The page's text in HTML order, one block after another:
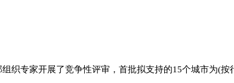
织专家开展了竞争性评审，首批拟支持的15个城市为(按